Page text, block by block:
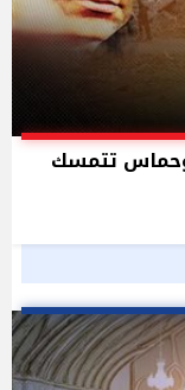
وحماس تتمسك